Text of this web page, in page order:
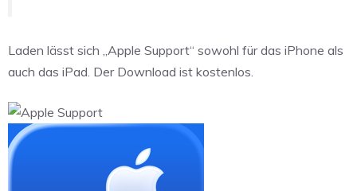
Laden lässt sich „Apple Support“ sowohl für das iPhone als
auch das iPad. Der Download ist kostenlos.